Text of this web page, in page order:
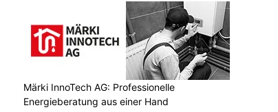
Märki InnoTech AG: Professionelle
Energieberatung aus einer Hand